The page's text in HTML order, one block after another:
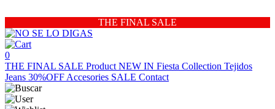
THE FINAL SALE
0
THE FINAL SALE Product NEW IN Fiesta Collection Tejidos
Jeans 30%OFF Accesories SALE Contact